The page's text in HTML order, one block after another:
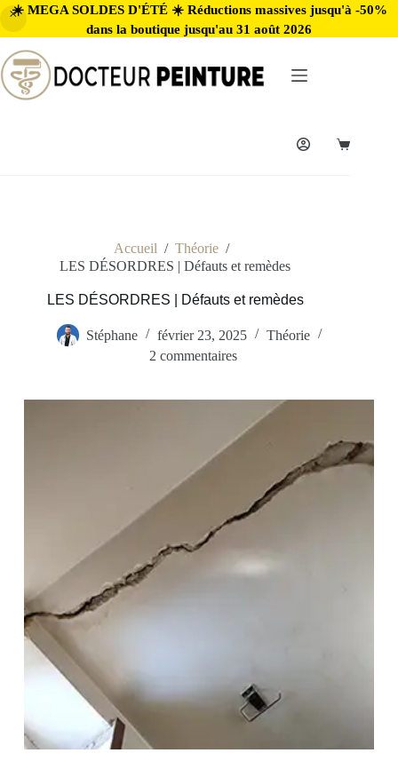
☀️ MEGA SOLDES D'ÉTÉ ☀️ Réductions massives jusqu'à -50%
dans la boutique jusqu'au 31 août 2026
Accueil / Théorie /
LES DÉSORDRES | Défauts et remèdes
LES DÉSORDRES | Défauts et remèdes
Stéphane février 23, 2025
Théorie
2 commentaires